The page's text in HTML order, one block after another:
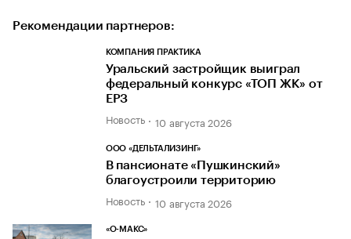
Рекомендации партнеров:
КОМПАНИЯ ПРАКТИКА
Уральский застройщик выиграл
федеральный конкурс «ТОП ЖК» от
ЕРЗ
Новость 10 августа 2026
ООО «ДЕЛЬТАЛИЗИНГ»
В пансионате «Пушкинский»
благоустроили территорию
Новость 10 августа 2026
«О-МАКС»